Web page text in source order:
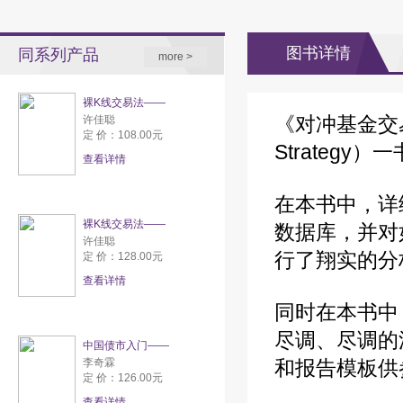
同系列产品 more >
裸K线交易法——
许佳聪
定 价：108.00元
查看详情
裸K线交易法——
许佳聪
定 价：128.00元
查看详情
中国债市入门——
李奇霖
定 价：126.00元
图书详情
《对冲基金
Strategy）一
在本书中，
数据库，并
⾏了翔实的
同时在本书
尽调、尽调
和报告模板